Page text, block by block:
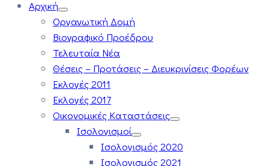
Αρχική
Οργανωτική Δομή
Βιογραφικό Προέδρου
Τελευταία Νέα
Θέσεις – Προτάσεις – Διευκρινίσεις Φορέων
Εκλογές 2011
Εκλογές 2017
Οικονομικές Καταστάσεις
Ισολογισμοί
Ισολογισμός 2020
Ισολογισμός 2021